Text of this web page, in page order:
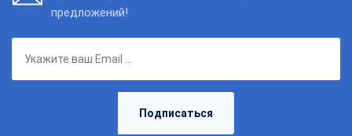
предложений!
Подписаться